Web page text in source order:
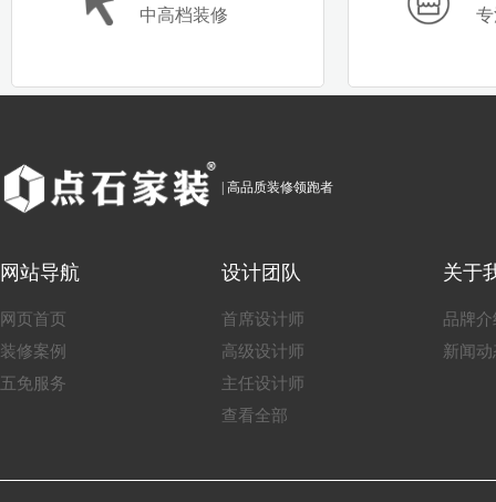
中高档装修
| 高品质装修领跑者
网站导航
网页首页
装修案例
五免服务
设计团队
首席设计师
高级设计师
主任设计师
查看全部
关于
品牌介
新闻动